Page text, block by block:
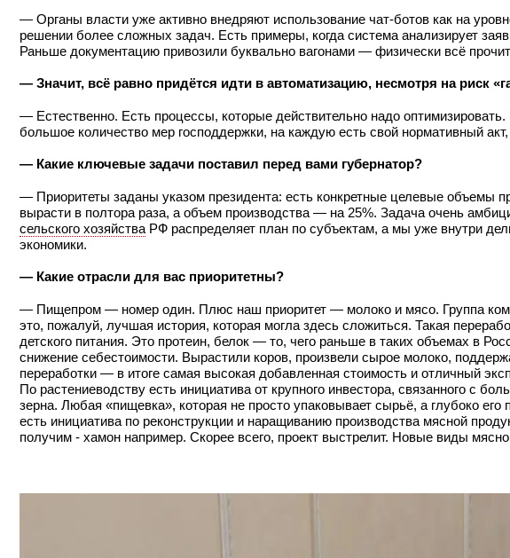
— Органы власти уже активно внедряют использование чат-ботов как на
решении более сложных задач. Есть примеры, когда система анализирует
Раньше документацию привозили буквально вагонами — физически всё
— Значит, всё равно придётся идти в автоматизацию, несмотря на риск
— Естественно. Есть процессы, которые действительно надо
большое количество мер господдержки, на каждую есть свой нормативный
— Какие ключевые задачи поставил перед вами губернатор?
— Приоритеты заданы указом президента: есть конкретные целевые объемы
вырасти в полтора раза, а объем производства — на 25%. Задача очень
сельского хозяйства РФ распределяет план по субъектам, а мы уже внутри
экономики.
— Какие отрасли для вас приоритетны?
— Пищепром — номер один. Плюс наш приоритет — молоко и мясо. Группа
это, пожалуй, лучшая история, которая могла здесь сложиться. Такая
детского питания. Это протеин, белок — то, чего раньше в таких объемах в
снижение себестоимости. Вырастили коров, произвели сырое молоко,
переработки — в итоге самая высокая добавленная стоимость и отличный
По растениеводству есть инициатива от крупного инвестора, связанного с
зерна. Любая «пищевка», которая не просто упаковывает сырьё, а глубоко
есть инициатива по реконструкции и наращиванию производства мясной
получим - хамон например. Скорее всего, проект выстрелит. Новые виды